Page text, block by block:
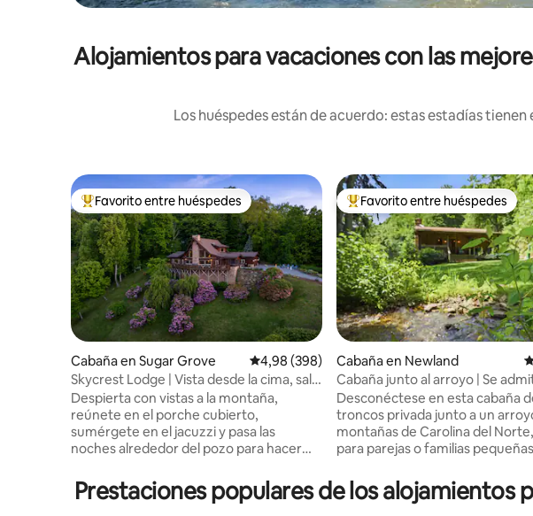
Alojamientos para vacaciones con las
Los huéspedes están de acuerdo: estas estadías
Favorito entre los huéspedes más destacados
Favorito entre huéspedes
Cabaña en Sugar Grove Calificación promedio: 4,98 de 5. 398
4,98 (398)
Skycrest Lodge | Vista desde la cima, sala
de juegos, jacuzzi
Despierta con vistas a la montaña,
reúnete en el porche cubierto,
sumérgete en el jacuzzi y pasa las
noches alrededor del pozo para hacer
el pintoresco Sugar Grove, a pocos
minutos del centro de Boone, de tiendas,
Favorito entre los huéspedes
Favorito entre huéspedes
Cabaña en Newland
Cabaña junto al arroyo | Se
mascotas | Sin cargo por
Desconéctese en esta cabaña
troncos privada junto a un
montañas de Carolina del
para parejas o familias
Despierta con el sonido del
disfruta tu café en la terraza y
Prestaciones populares de los alojamientos